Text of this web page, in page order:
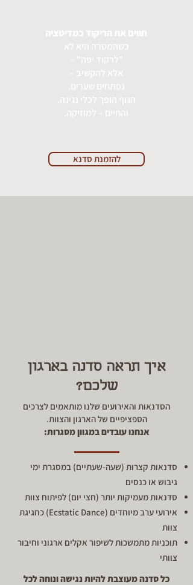
חווים את הריקוד כמדיטציה
כשהמטרה היא לא
"לרקוד יפה" –
אלא להקשיב –
נפתחים שערים.
הגוף הופך לכלי נגינה.
והחיים – למוזיקה.
להזמנת סדנא
איך תראה סדנה בארגון
שלכם?
הסדנאות והאירועים שלנו מותאמים לצרכים
הספציפיים של הארגון והצוות.
אנחנו עובדים במגוון מסגרות:
סדנאות קצרות (שעה-שעתיים) במסגרת ימי
גיבוש או כנסים
סדנאות מעמיקות יותר (חצי יום) לפיתוח צוות
אירועי ערב מיוחדים (Ecstatic Dance) כחגיגת
צוות
תוכניות מתמשכות לשיפור אקלים ארגוני וחיבור
צוותי
כל סדנה מעוצבת להיות נגישה ונוחה לכל